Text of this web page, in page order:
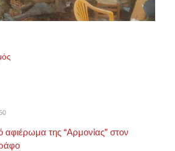
αφιέρωμα της “Αρμονίας” στον